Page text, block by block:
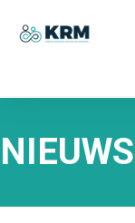
NIEUWS